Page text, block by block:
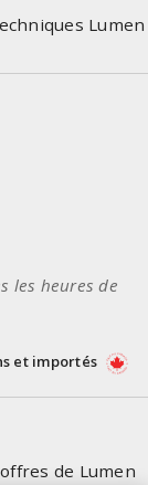
Lumen
les heures de
et importés
de Lumen